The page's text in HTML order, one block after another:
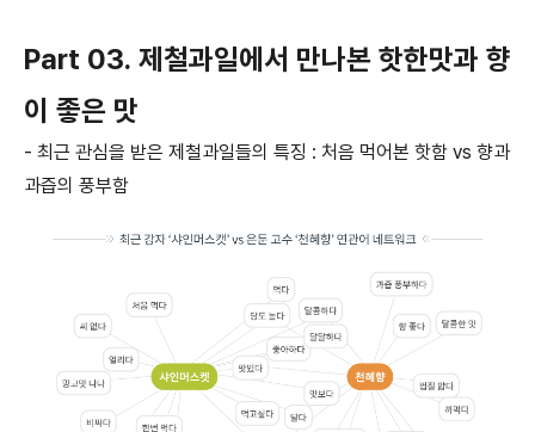
Part 03. 제철과일에서 만나본 핫한맛과 향
이 좋은 맛
- 최근 관심을 받은 제철과일들의 특징 : 처음 먹어본 핫함 vs 향과
과즙의 풍부함